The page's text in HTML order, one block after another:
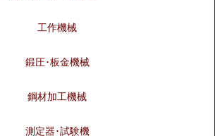
工作機械
鍛圧･板金機械
鋼材加工機械
測定器･試験機